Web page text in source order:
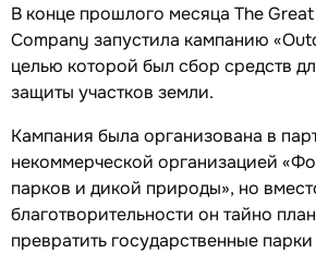
В конце прошлого месяца The
Company запустила кампанию
целью которой был сбор средств
защиты участков земли.
Кампания была организована в
некоммерческой организацией
парков и дикой природы», но
благотворительности он тайно
превратить государственные